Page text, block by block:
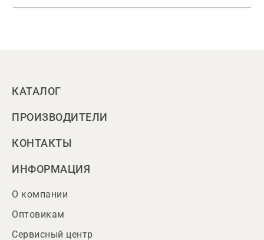
КАТАЛОГ
ПРОИЗВОДИТЕЛИ
КОНТАКТЫ
ИНФОРМАЦИЯ
О компании
Оптовикам
Сервисный центр